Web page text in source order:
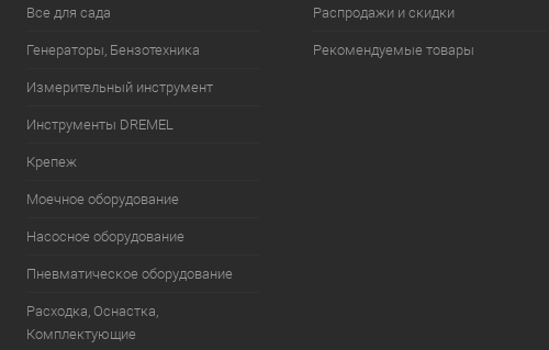
Все для сада
Генераторы, Бензотехника
Измерительный инструмент
Инструменты DREMEL
Крепеж
Моечное оборудование
Насосное оборудование
Пневматическое оборудование
Расходка, Оснастка,
Комплектующие
Распродажи и скидки
Рекомендуемые товары